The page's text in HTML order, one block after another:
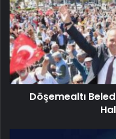
Döşemealtı